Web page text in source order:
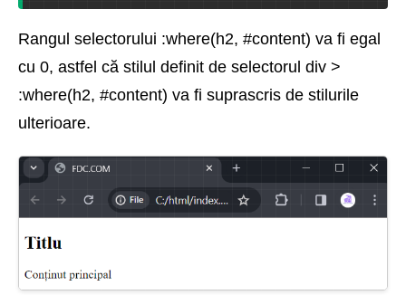
Rangul selectorului :where(h2, #content) va fi egal
cu 0, astfel că stilul definit de selectorul div >
:where(h2, #content) va fi suprascris de stilurile
ulterioare.